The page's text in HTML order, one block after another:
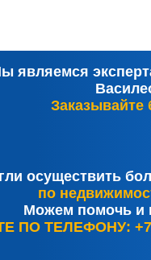
являемся
Заказывайте
осуществить
по
Можем помочь и
ПО ТЕЛЕФОНУ: +7